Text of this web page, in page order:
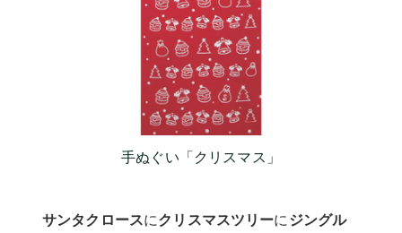
手ぬぐい「クリスマス」
サンタクロースにクリスマスツリーにジングル